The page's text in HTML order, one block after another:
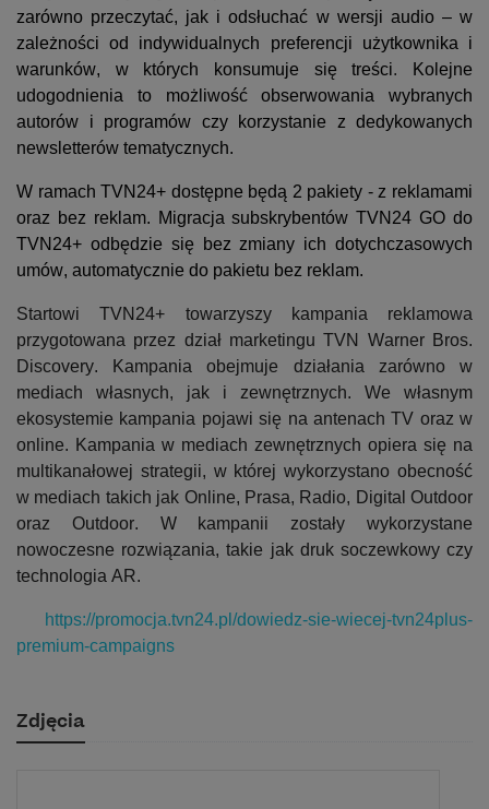
zarówno przeczytać, jak i odsłuchać w wersji audio – w
zależności od indywidualnych preferencji użytkownika i
warunków, w których konsumuje się treści.
Kolejne
udogodnienia to możliwość obserwowania wybranych
autorów i programów czy korzystanie z dedykowanych
newsletterów tematycznych.
W ramach TVN24+ dostępne będą 2 pakiety - z reklamami
oraz bez reklam. Migracja subskrybentów TVN24 GO do
TVN24+ odbędzie się bez zmiany ich dotychczasowych
umów, automatycznie do pakietu bez reklam.
Startowi TVN24+ towarzyszy kampania reklamowa
przygotowana przez dział marketingu TVN Warner Bros.
Discovery. Kampania obejmuje działania zarówno w
mediach własnych, jak i zewnętrznych. We własnym
o
multikanałowej strategii, w której wykorzystano obecność
w mediach takich jak Online, Prasa, Radio, Digital Outdoor
oraz Outdoor. W kampanii zostały wykorzystane
nowoczesne rozwiązania, takie jak druk soczewkowy czy
technologia AR.
https://promocja.tvn24.pl/dowiedz-sie-wiecej-tvn24plus-
premium-campaigns
Zdjęcia